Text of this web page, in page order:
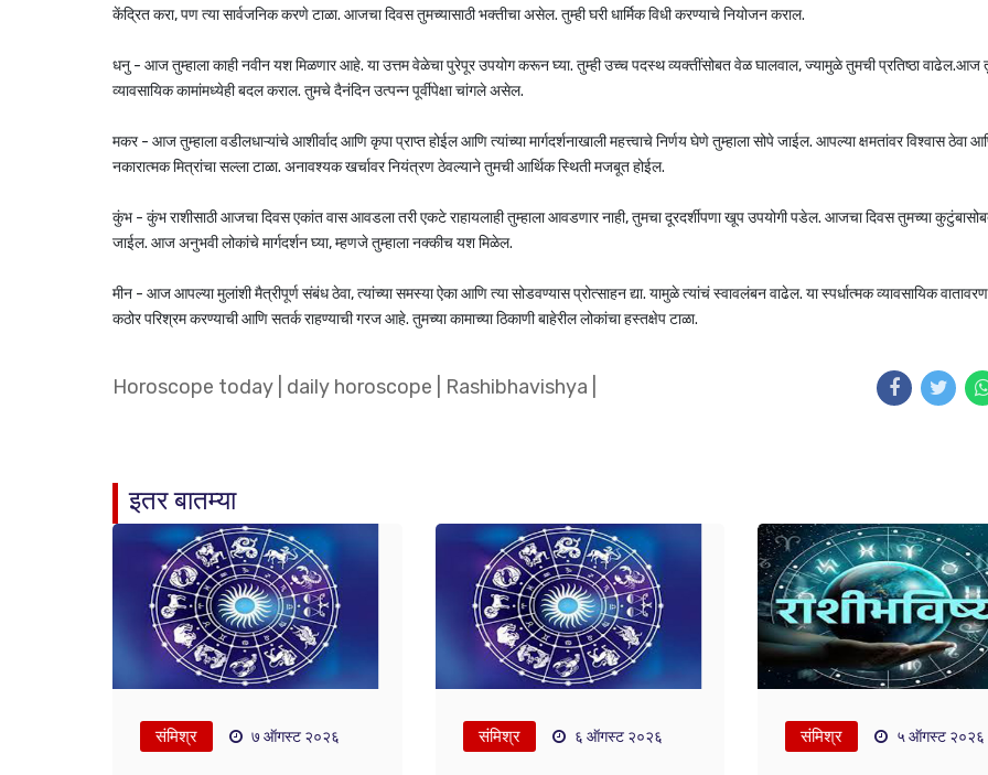
केंद्रित करा, पण त्या सार्वजनिक करणे टाळा. आजचा दिवस तुमच्यासाठी भक्तीचा असेल. तुम्ही घरी धार्मिक विधी करण्याचे नियोजन कराल.
धनु - आज तुम्हाला काही नवीन यश मिळणार आहे. या उत्तम वेळेचा पुरेपूर उपयोग करून घ्या. तुम्ही उच्च पदस्थ व्यक्तींसोबत वेळ घालवाल, ज्यामुळे तुमची प्रतिष्ठा वाढेल.आज
व्यावसायिक कामांमध्येही बदल कराल. तुमचे दैनंदिन उत्पन्न पूर्वीपेक्षा चांगले असेल.
मकर - आज तुम्हाला वडीलधाऱ्यांचे आशीर्वाद आणि कृपा प्राप्त होईल आणि त्यांच्या मार्गदर्शनाखाली महत्त्वाचे निर्णय घेणे तुम्हाला सोपे जाईल. आपल्या क्षमतांवर विश्वास ठेवा
नकारात्मक मित्रांचा सल्ला टाळा. अनावश्यक खर्चावर नियंत्रण ठेवल्याने तुमची आर्थिक स्थिती मजबूत होईल.
कुंभ - कुंभ राशीसाठी आजचा दिवस एकांत वास आवडला तरी एकटे राहायलाही तुम्हाला आवडणार नाही, तुमचा दूरदर्शीपणा खूप उपयोगी पडेल. आजचा दिवस तुमच्या
जाईल. आज अनुभवी लोकांचे मार्गदर्शन घ्या, म्हणजे तुम्हाला नक्कीच यश मिळेल.
मीन - आज आपल्या मुलांशी मैत्रीपूर्ण संबंध ठेवा, त्यांच्या समस्या ऐका आणि त्या सोडवण्यास प्रोत्साहन द्या. यामुळे त्यांचं स्वावलंबन वाढेल. या स्पर्धात्मक व्यावसायिक
कठोर परिश्रम करण्याची आणि सतर्क राहण्याची गरज आहे. तुमच्या कामाच्या ठिकाणी बाहेरील लोकांचा हस्तक्षेप टाळा.
Horoscope today daily horoscope Rashibhavishya
इतर बातम्या
संमिश्र ७ ऑगस्ट २०२६ संमिश्र ६ ऑगस्ट २०२६ संमिश्र ५ ऑगस्ट २०२६